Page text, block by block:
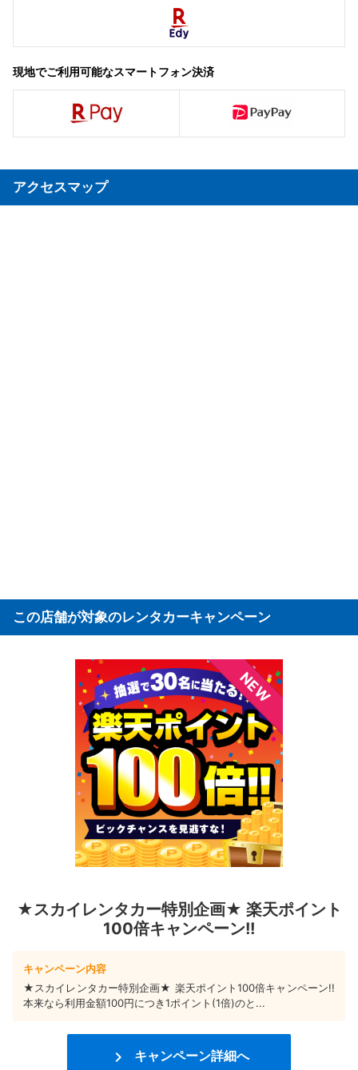
現地でご利用可能なスマートフォン決済
アクセスマップ
この店舗が対象のレンタカーキャンペーン
NEW
★スカイレンタカー特別企画★ 楽天ポイント
100倍キャンペーン!!
キャンペーン内容
★スカイレンタカー特別企画★ 楽天ポイント100倍キャンペーン!!
本来なら利用金額100円につき1ポイント(1倍)のと...
 キャンペーン詳細へ